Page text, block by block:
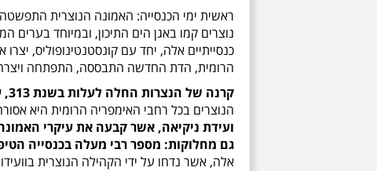
ראשית ימי הכנסייה: האמונה הנוצרית
נוצרים קמו באגן הים התיכון, ובמיוחד בערים
כנסייתיים אלה, יחד עם קונסטנטינופוליס,
הרומית, הדת החדשה התבססה, התפתחה
קרנה של הנצרות החלה לעלות בשנת 313, עת פרסם הקיסר קונסטנטינוס את צו מילאנו
הנוצרים בכל רחבי האימפריה הרומית היא
ועידת ניקיאה, אשר קבעה את עיקרי
גם מחלוקות: מספר רבי מעלה בכנסייה
אלה, אשר נדחו על ידי הקהילה הנוצרית